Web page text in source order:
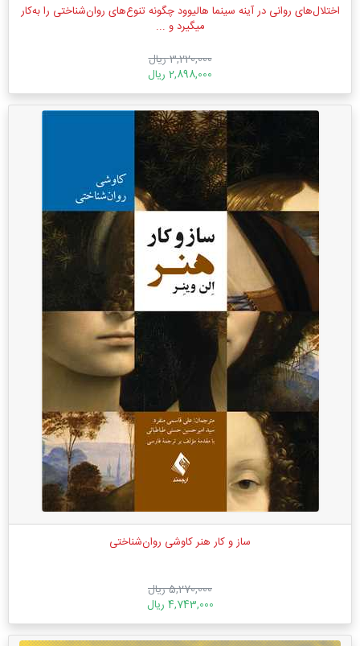
اختلال‌های روانی در آینه سینما هالیوود چگونه تنوع‌های روان‌شناختی را به‌کار
میگیرد و ...
3,220,000 ریال
2,898,000 ریال
ساز و کار هنر کاوشی روان‌شناختی
5,270,000 ریال
4,743,000 ریال